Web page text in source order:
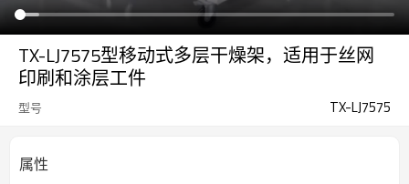
TX-LJ7575型移动式多层干燥架，适用于丝网
印刷和涂层工件
型号 TX-LJ7575
属性